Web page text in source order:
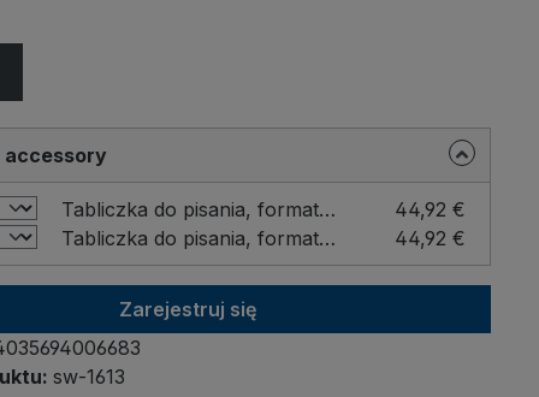
accessory
Tabliczka do pisania, format DIN A4 Format: DIN A4 hoch / Kolor: Buche
44,92 €
Tabliczka do pisania, format DIN A4 Format: DIN A4 quer / Kolor: Buche
44,92 €
Zarejestruj się
sw-1613